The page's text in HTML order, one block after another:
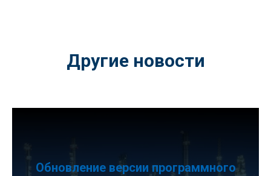
Другие новости
Обновление версии программного